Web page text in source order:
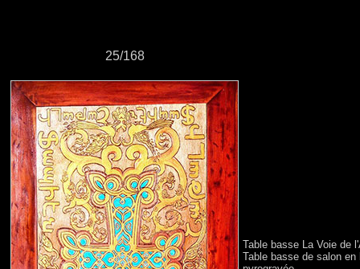
25/168
Table basse La Voie de
Table basse de salon